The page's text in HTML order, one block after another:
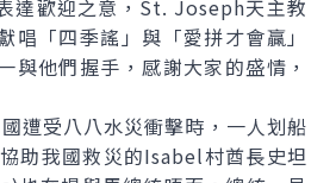
達歡迎之意，St. Joseph天主教
唱「四季謠」與「愛拼才會贏」
與他們握手，感謝大家的盛情，
受八八水災衝擊時，一人划船
助我國救災的Isabel村酋長史坦